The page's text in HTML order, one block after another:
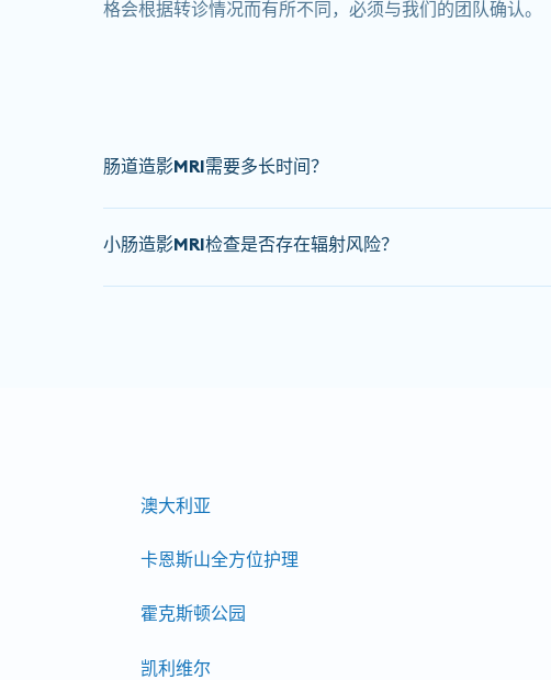
格会根据转诊情况而有所不同，必须与我们的团队确认。
肠道造影MRI需要多长时间？
不同，请在预约时联系我们的团队以获取准确的预估时间。
小肠造影MRI检查是否存在辐射风险？
澳大利亚
卡恩斯山全方位护理
霍克斯顿公园
凯利维尔